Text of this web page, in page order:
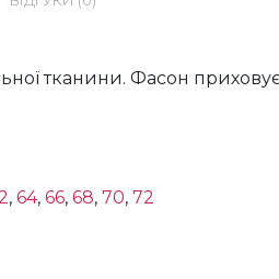
тканини. Фасон
, 64, 66, 68, 70, 72